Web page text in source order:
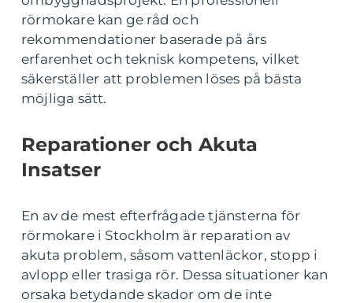
rörmokare kan ge råd och
rekommendationer baserade på års
erfarenhet och teknisk kompetens, vilket
säkerställer att problemen löses på bästa
möjliga sätt.
Reparationer och Akuta
Insatser
En av de mest efterfrågade tjänsterna för
rörmokare i Stockholm är reparation av
akuta problem, såsom vattenläckor, stopp i
avlopp eller trasiga rör. Dessa situationer kan
orsaka betydande skador om de inte